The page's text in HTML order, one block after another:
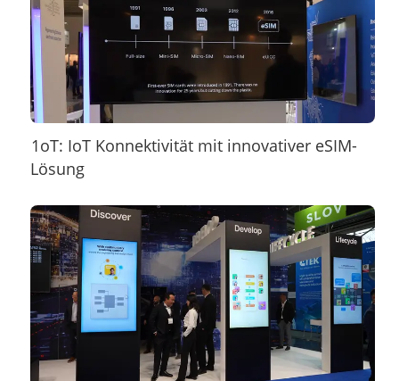
1oT: IoT Konnektivität mit innovativer eSIM-
Lösung